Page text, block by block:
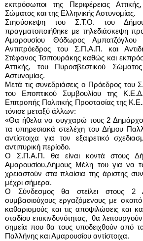
εκπρόσωποι της Περιφέρειας
Σώματος και της Ελληνικής Αστυνομίας.
Στησύσκεψη του Σ.Τ.Ο. του
πραγματοποιήθηκε με τηλεδιάσκεψη
Αμαρουσίου Θόδωρος Αμπατζόγλου
Αντιπρόεδρος του Σ.Π.Α.Π. και
Στέφανος Τσιπουράκης καθώς και
Αττικής, του Πυροσβεστικού
Αστυνομίας.
Μετά τις συνεδριάσεις ο Πρόεδρος του
του Εποπτικού Συμβουλίου της
Επιτροπής Πολιτικής Προστασίας της
τόνισε μεταξύ άλλων:
«Θα ήθελα να συγχαρώ τους 2
τα υπηρεσιακά στελέχη του Δήμου
αντίστοιχα για τον εξαιρετικό
αντιπυρική περίοδο.
Ο Σ.Π.Α.Π. θα είναι κοντά στους
Αμαρουσίου,Δήμους Μέλη του για να
χρειαστούν στα πλαίσια της άριστης
μέχρι σήμερα.
Ο Σύνδεσμος θα στείλει στους 2
συμβασιούχους εργαζόμενους με
καθαρισμούς και τις αποψιλώσεις και
σταδίου επικινδυνότητας,  θα
σημεία που θα τους υποδειχθούν από
Παλλήνης και Αμαρουσίου αντίστοιχα.